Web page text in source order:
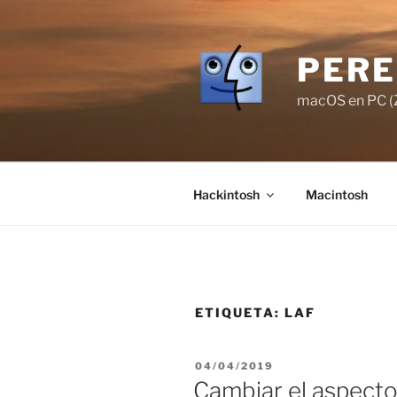
macOS en PC
Hackintosh Macintosh
ETIQUETA: LAF
PUBLICADO
EL
04/04/2019
Cambiar el